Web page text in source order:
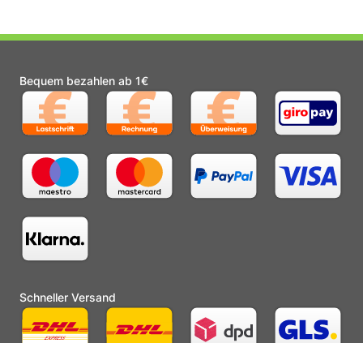
Bequem bezahlen ab 1€
Schneller Versand